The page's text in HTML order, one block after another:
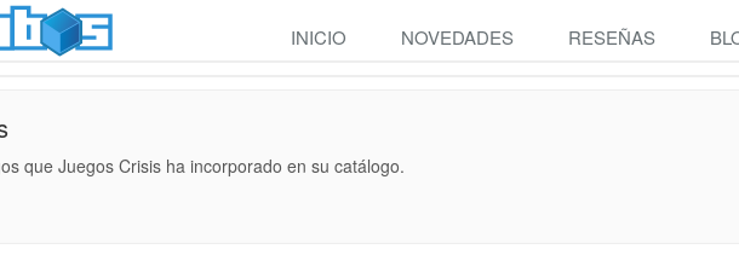
INICIO NOVEDADES RESEÑAS
que Juegos Crisis ha incorporado en su catálogo.